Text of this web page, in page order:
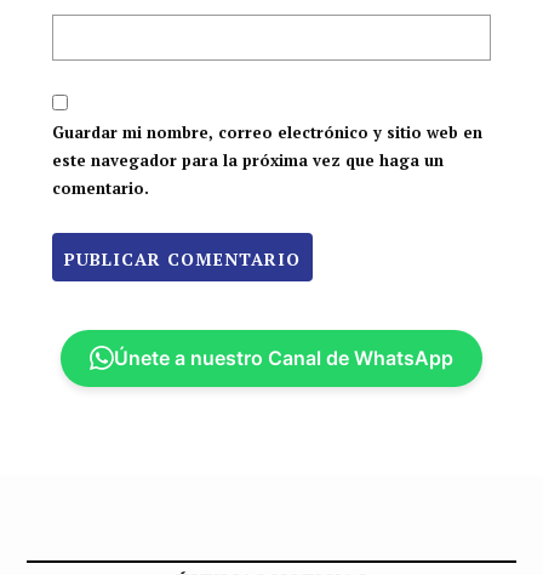
Guardar mi nombre, correo electrónico y sitio web en
este navegador para la próxima vez que haga un
comentario.
Únete a nuestro Canal de WhatsApp